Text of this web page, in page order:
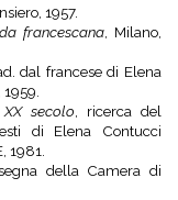
1957.
francescana, Milano,
dal francese di Elena
secolo, ricerca del
di Elena Contucci
1981.
della Camera di